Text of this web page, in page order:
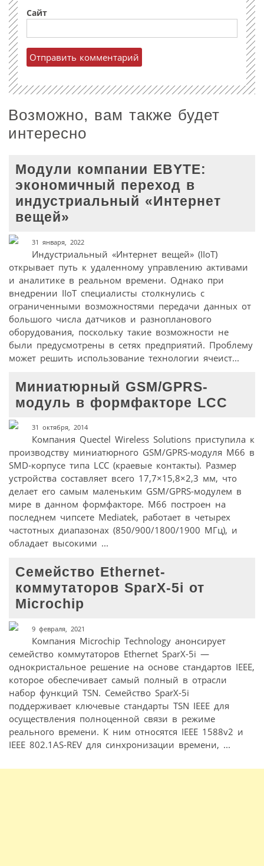
Сайт
Возможно, вам также будет
интересно
Модули компании EBYTE:
экономичный переход в
индустриальный «Интернет
вещей»
31 января, 2022
Индустриальный «Интернет вещей» (IIoT)
открывает путь к удаленному управлению активами
и аналитике в реальном времени. Однако при
внедрении IIoT специалисты столкнулись с
ограниченными возможностями передачи данных от
большого числа датчиков и разнопланового
оборудования, поскольку такие возможности не
были предусмотрены в сетях предприятий. Проблему
может решить использование технологии ячеист...
Миниатюрный GSM/GPRS-
модуль в формфакторе LCC
31 октября, 2014
Компания Quectel Wireless Solutions приступила к
производству миниатюрного GSM/GPRS-модуля М66 в
SMD-корпусе типа LCC (краевые контакты). Размер
устройства составляет всего 17,7×15,8×2,3 мм, что
делает его самым маленьким GSM/GPRS-модулем в
мире в данном формфакторе. М66 построен на
последнем чипсете Mediatek, работает в четырех
частотных диапазонах (850/900/1800/1900 МГц), и
обладает высокими ...
Семейство Ethernet-
коммутаторов SparX-5i от
Microchip
9 февраля, 2021
Компания Microchip Technology анонсирует
семейство коммутаторов Ethernet SparX-5i —
однокристальное решение на основе стандартов IEEE,
которое обеспечивает самый полный в отрасли
набор функций TSN. Семейство SparX-5i
поддерживает ключевые стандарты TSN IEEE для
осуществления полноценной связи в режиме
реального времени. К ним относятся IEEE 1588v2 и
IEEE 802.1AS-REV для синхронизации времени, ...